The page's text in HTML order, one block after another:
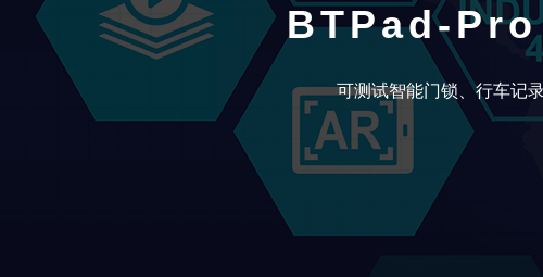
BTPad-Pro
可测试智能门锁、行车记